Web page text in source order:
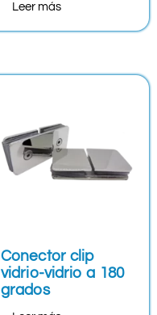
Leer más
Conector clip
vidrio-vidrio a 180
grados